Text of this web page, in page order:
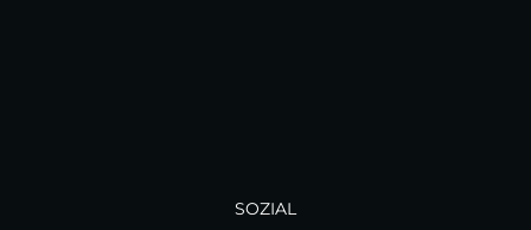
SOZIAL